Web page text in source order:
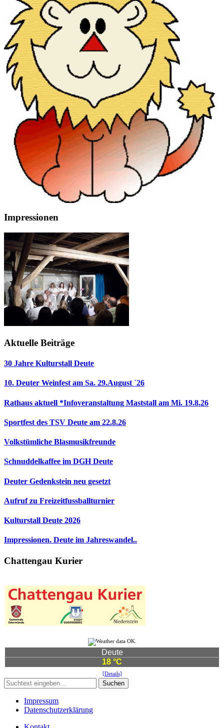
Impressionen
Aktuelle Beiträge
30 Jahre Kulturstall Deute
10. Deuter Weinfest am Sa. 29.August ´26
Rathaus aktuell *Infoveranstaltung Maststall am Mi. 19.8.26
Sportfest des TSV Deute am 22.8.26
Volkstümliche Blasmusikfreunde
Schnuddelkaffee im DGH Deute
Deuter Gedenkstein neu gesetzt
Aufruf zu Freizeitfussballturnier
Kulturstall Deute 2026
Impressionen. Deute im Jahreswandel..
Chattengau Kurier
Deute
18 °C
[Details]
Suchen
Impressum
Datenschutzerklärung